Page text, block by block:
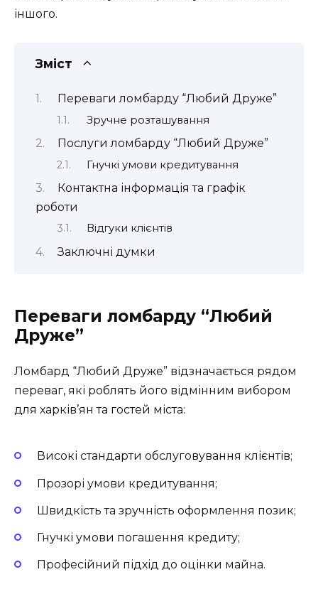
іншого.
Зміст
Переваги ломбарду “Любий Друже”
Зручне розташування
Послуги ломбарду “Любий Друже”
Гнучкі умови кредитування
Контактна інформація та графік
роботи
Відгуки клієнтів
Заключні думки
Переваги ломбарду “Любий
Друже”
Ломбард “Любий Друже” відзначається рядом
переваг, які роблять його відмінним вибором
для харків’ян та гостей міста:
Високі стандарти обслуговування клієнтів;
Прозорі умови кредитування;
Швидкість та зручність оформлення позик;
Гнучкі умови погашення кредиту;
Професійний підхід до оцінки майна.